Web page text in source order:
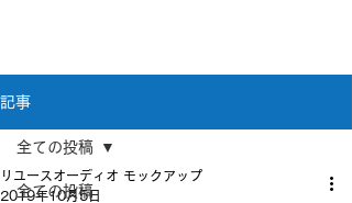
記事
全ての投稿
全ての投稿
リユースオーディオ モックアップ
2019年10月5日